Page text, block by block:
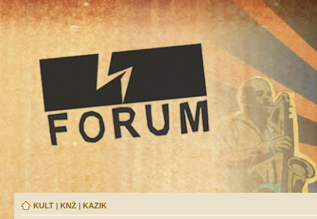
KULT | KNŻ | KAZIK